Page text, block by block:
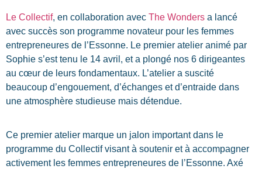
Le Collectif, en collaboration avec The Wonders a lancé
avec succès son programme novateur pour les femmes
entrepreneures de l’Essonne. Le premier atelier animé par
Sophie s’est tenu le 14 avril, et a plongé nos 6 dirigeantes
au cœur de leurs fondamentaux. L’atelier a suscité
beaucoup d’engouement, d’échanges et d’entraide dans
une atmosphère studieuse mais détendue.
Ce premier atelier marque un jalon important dans le
programme du Collectif visant à soutenir et à accompagner
activement les femmes entrepreneures de l’Essonne. Axé